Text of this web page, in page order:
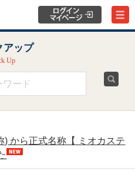
アップ
Up
から正式名称【 ミオカステ